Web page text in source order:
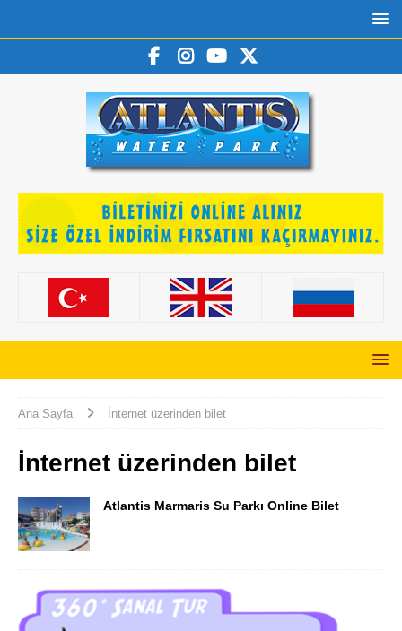
Ana Sayfa İnternet üzerinden bilet
İnternet üzerinden bilet
Atlantis Marmaris Su Parkı Online Bilet